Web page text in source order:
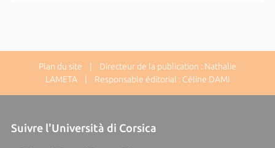
Plan du site | Directeur de la publication : Nathalie
LAMETA | Responsable éditorial : Céline DAMI
Suivre l'Università di Corsica